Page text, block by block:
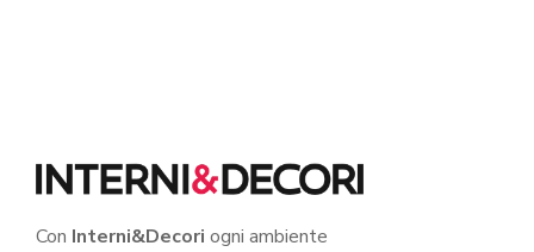
Con Interni&Decori ogni ambiente